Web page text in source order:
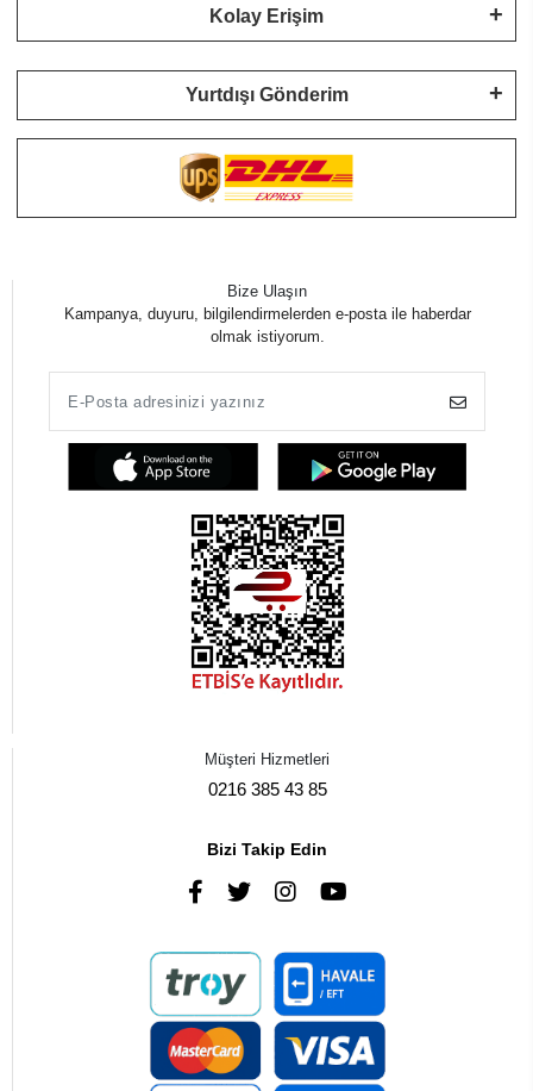
Kolay Erişim
Yurtdışı Gönderim
Bize Ulaşın
Kampanya, duyuru, bilgilendirmelerden e-posta ile haberdar
olmak istiyorum.
Müşteri Hizmetleri
0216 385 43 85
Bizi Takip Edin